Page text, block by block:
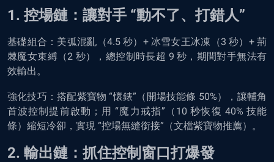
1. 控場鏈：讓對手 “動不了、打錯人”
基礎組合：美弧混亂（4.5 秒）+ 冰雪女王冰凍（3 秒）+ 荊
棘魔女束縛（2 秒），總控制時長超 9 秒，期間對手無法有
效輸出。
強化技巧：搭配紫寶物 “懷錶”（開場技能條 50%），讓輔角
首波控制提前啟動；用 “魔力戒指”（10 秒恢復 40% 技能
條）縮短冷卻，實現 “控場無縫銜接”（文檔紫寶物推薦）。
2. 輸出鏈：抓住控制窗口打爆發